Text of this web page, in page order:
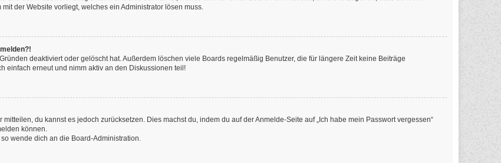
der Website vorliegt, welches ein Administrator lösen muss.
deaktiviert oder gelöscht hat. Außerdem löschen viele Boards regelmäßig Benutzer, die für längere Zeit keine Beiträge
einfach erneut und nimm aktiv an den Diskussionen teil!
du kannst es jedoch zurücksetzen. Dies machst du, indem du auf der Anmelde-Seite auf „Ich habe mein Passwort vergessen“
können.
wende dich an die Board-Administration.